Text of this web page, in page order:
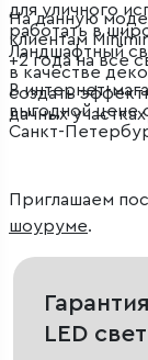
для уличного
работать в
Ландшафтный
в качестве
создать
дачных
На данную
клиентам
+2 года на все
В интернет-
выгодной цене
Санкт-
Приглашаем
шоуруме.
LED